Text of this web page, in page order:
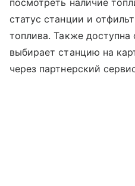
посмотреть наличие
статус станции и
топлива. Также доступна
выбирает станцию на
через партнерский